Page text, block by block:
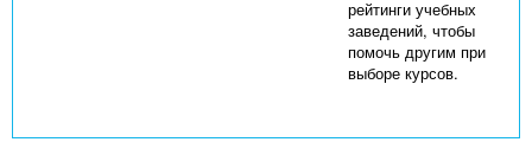
рейтинги учебных
заведений, чтобы
помочь другим при
выборе курсов.